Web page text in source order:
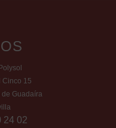
Cinco 15
Guadaíra
24 02